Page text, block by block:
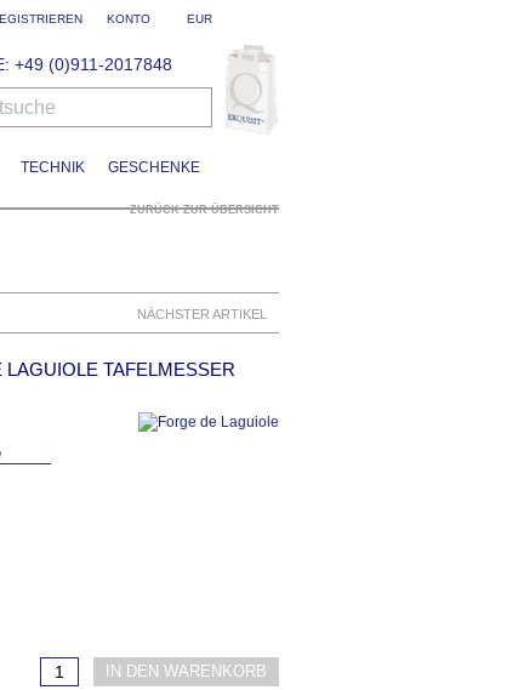
EUR
KONTO
TECHNIK
GESCHENKE
+49 (0)911-2017848
ZURÜCK ZUR ÜBERSICHT
NÄCHSTER ARTIKEL
TAFELMESSER
IN DEN WARENKORB